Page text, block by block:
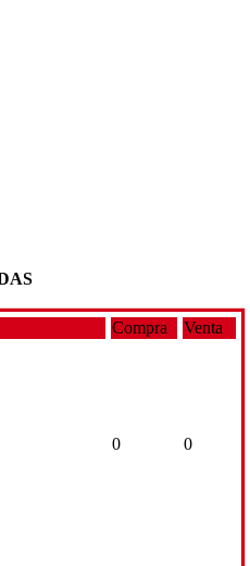
Compra Venta
0 0